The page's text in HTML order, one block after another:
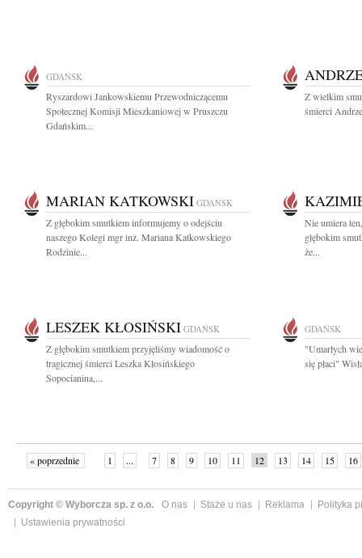
GDAŃSK
Ryszardowi Jankowskiemu Przewodniczącemu
Społecznej Komisji Mieszkaniowej w Pruszczu
Gdańskim...
Z wielkim
śmierci
MARIAN KATKOWSKI GDAŃSK
Z głębokim smutkiem informujemy o odejściu
naszego Kolegi mgr inż. Mariana Katkowskiego
Rodzinie...
Nie umiera
głębokim
że...
LESZEK KŁOSIŃSKI GDAŃSK
Z głębokim smutkiem przyjęliśmy wiadomość o
tragicznej śmierci Leszka Kłosińskiego
Sopocianina,...
GDAŃSK
"Umarłych
się płaci"
« poprzednie 1 ... 7 8 9 10 11 12 13 14 15 16
Copyright © Wyborcza sp. z o.o. O nas Staże u nas Reklama
Polityka
Ustawienia prywatności